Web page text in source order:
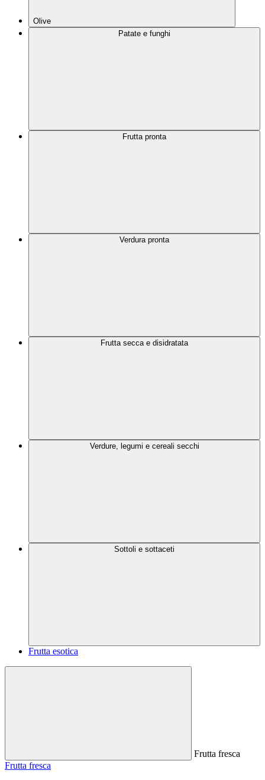
Olive
Patate e funghi
Frutta pronta
Verdura pronta
Frutta secca e disidratata
Verdure, legumi e cereali secchi
Sottoli e sottaceti
Frutta esotica
Frutta fresca
Frutta fresca